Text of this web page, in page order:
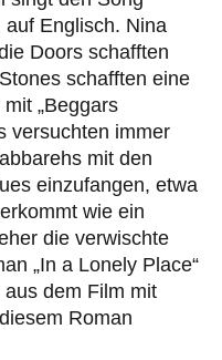
Englisch. Nina
Doors schafften
schafften eine
„Beggars
versuchten immer
mit den
einzufangen, etwa
wie ein
die verwischte
„In a Lonely Place“
dem Film mit
Roman